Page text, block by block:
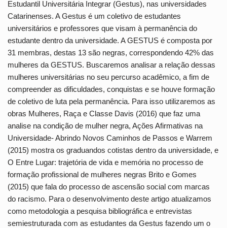
Estudantil Universitária Integrar (Gestus), nas universidades
Catarinenses. A Gestus é um coletivo de estudantes
universitários e professores que visam à permanência do
estudante dentro da universidade. A GESTUS é composta por
31 membras, destas 13 são negras, correspondendo 42% das
mulheres da GESTUS. Buscaremos analisar a relação dessas
mulheres universitárias no seu percurso acadêmico, a fim de
compreender as dificuldades, conquistas e se houve formação
de coletivo de luta pela permanência. Para isso utilizaremos as
obras Mulheres, Raça e Classe Davis (2016) que faz uma
analise na condição de mulher negra, Ações Afirmativas na
Universidade- Abrindo Novos Caminhos de Passos e Warrem
(2015) mostra os graduandos cotistas dentro da universidade, e
O Entre Lugar: trajetória de vida e memória no processo de
formação profissional de mulheres negras Brito e Gomes
(2015) que fala do processo de ascensão social com marcas
do racismo. Para o desenvolvimento deste artigo atualizamos
como metodologia a pesquisa bibliográfica e entrevistas
semiestruturada com as estudantes da Gestus fazendo um o